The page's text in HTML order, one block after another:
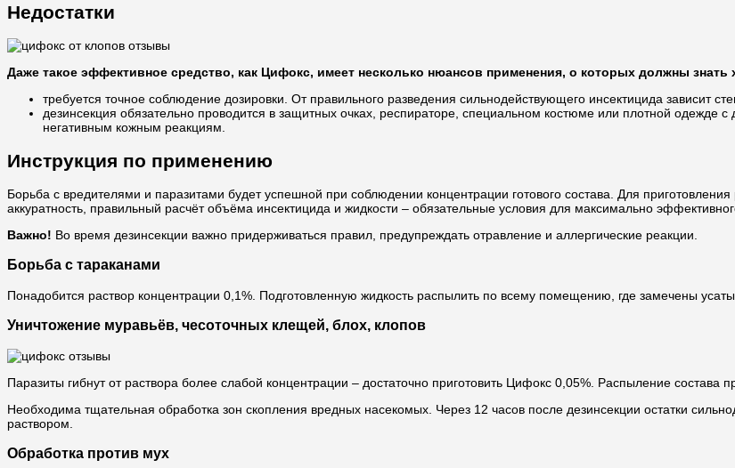
Недостатки
Даже такое эффективное средство, как Цифокс, имеет несколько нюансов применения, о которых должны знать
требуется точное соблюдение дозировки. От правильного разведения сильнодействующего инсектицида зависит
дезинсекция обязательно проводится в защитных очках, респираторе, специальном костюме или плотной
негативным кожным реакциям.
Инструкция по применению
Борьба с вредителями и паразитами будет успешной при соблюдении концентрации готового состава. Для
аккуратность, правильный расчёт объёма инсектицида и жидкости – обязательные условия для максимально
Важно! Во время дезинсекции важно придерживаться правил, предупреждать отравление и аллергические реакции.
Борьба с тараканами
Понадобится раствор концентрации 0,1%. Подготовленную жидкость распылить по всему помещению, где замечены
Уничтожение муравьёв, чесоточных клещей, блох, клопов
Паразиты гибнут от раствора более слабой концентрации – достаточно приготовить Цифокс 0,05%. Распыление состава
Необходима тщательная обработка зон скопления вредных насекомых. Через 12 часов после дезинсекции остатки
раствором.
Обработка против мух